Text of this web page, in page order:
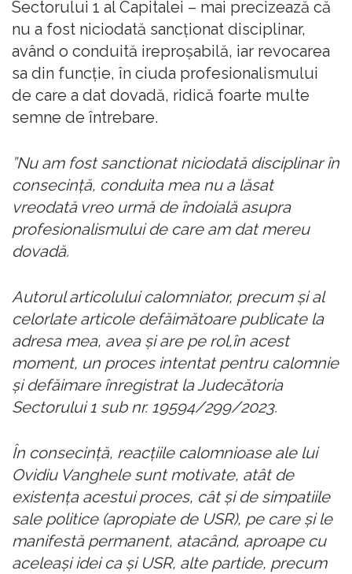
Sectorului 1 al Capitalei – mai precizează că
nu a fost niciodată sancționat disciplinar,
având o conduită ireproșabilă, iar revocarea
sa din funcție, în ciuda profesionalismului
de care a dat dovadă, ridică foarte multe
semne de întrebare.
”Nu am fost sanctionat niciodată disciplinar în
consecinţă, conduita mea nu a lăsat
vreodată vreo urmă de îndoială asupra
profesionalismului de care am dat mereu
dovadă.
Autorul articolului calomniator, precum şi al
celorlate articole defăimătoare publicate la
adresa mea, avea şi are pe rol,în acest
moment, un proces intentat pentru calomnie
şi defăimare înregistrat la Judecătoria
Sectorului 1 sub nr. 19594/299/2023.
În consecinţă, reacţiile calomnioase ale lui
Ovidiu Vanghele sunt motivate, atât de
existenţa acestui proces, cât şi de simpatiile
sale politice (apropiate de USR), pe care şi le
manifestă permanent, atacând, aproape cu
aceleaşi idei ca şi USR, alte partide, precum